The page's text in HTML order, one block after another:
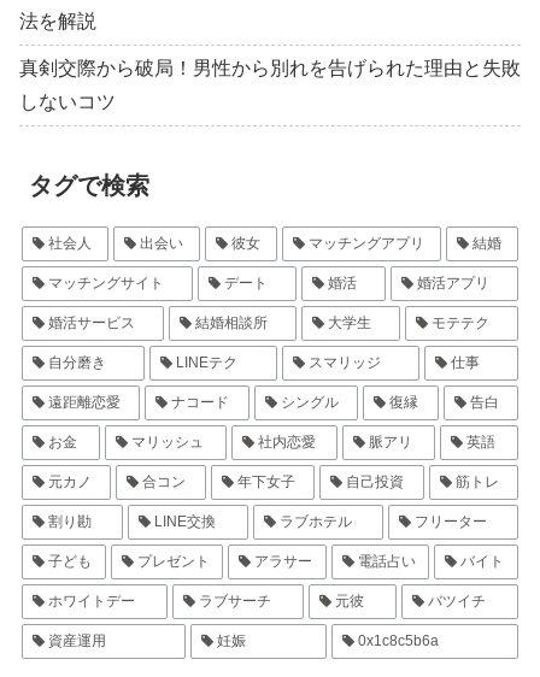
法を解説
真剣交際から破局！男性から別れを告げられた理由と失敗
しないコツ
タグで検索
社会人 出会い 彼女 マッチングアプリ 結婚
マッチングサイト デート 婚活 婚活アプリ
婚活サービス 結婚相談所 大学生 モテテク
自分磨き LINEテク スマリッジ 仕事
遠距離恋愛 ナコード シングル 復縁 告白
お金 マリッシュ 社内恋愛 脈アリ 英語
元カノ 合コン 年下女子 自己投資 筋トレ
割り勘 LINE交換 ラブホテル フリーター
子ども プレゼント アラサー 電話占い バイト
ホワイトデー ラブサーチ 元彼 バツイチ
資産運用 妊娠 0x1c8c5b6a